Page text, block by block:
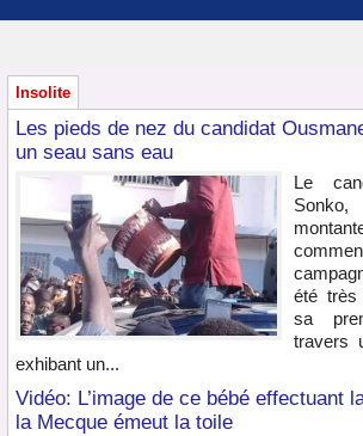
Insolite
Les pieds de nez du candidat
un seau sans eau
Le
été très
sa
travers
exhibant un...
Vidéo: L’image de ce bébé effectuant
la Mecque émeut la toile